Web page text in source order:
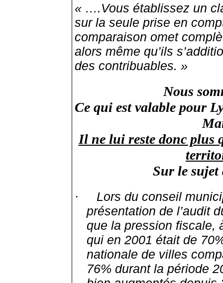
« ….Vous établissez un
sur la seule prise en
comparaison omet
alors même qu’ils
des contribuables. »
Nous
Ce qui est valable pour
Il ne lui reste donc plus
Sur le sujet
·
Lors du conseil
présentation de l’audit
que la pression fiscale,
qui en 2001 était de
nationale de villes
76% durant la période